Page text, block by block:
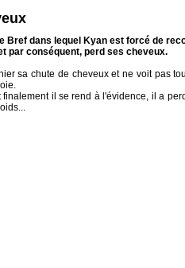
Bref dans lequel Kyan est forcé de
par conséquent, perd ses cheveux.
sa chute de cheveux et ne voit pas
il se rend à l'évidence, il a